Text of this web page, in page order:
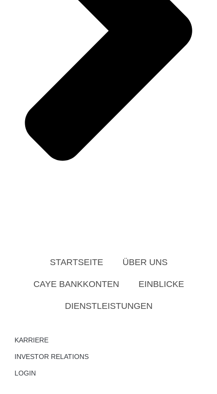
STARTSEITE ÜBER UNS
CAYE BANKKONTEN EINBLICKE
DIENSTLEISTUNGEN
KARRIERE
INVESTOR RELATIONS
LOGIN